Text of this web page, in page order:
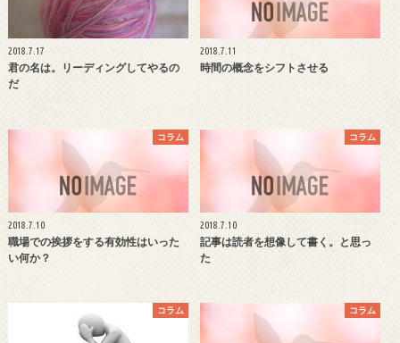
2018.7.17
君の名は。リーディングしてやるの
だ
2018.7.11
時間の概念をシフトさせる
コラム
2018.7.10
職場での挨拶をする有効性はいった
い何か？
コラム
2018.7.10
記事は読者を想像して書く。と思っ
た
コラム コラム